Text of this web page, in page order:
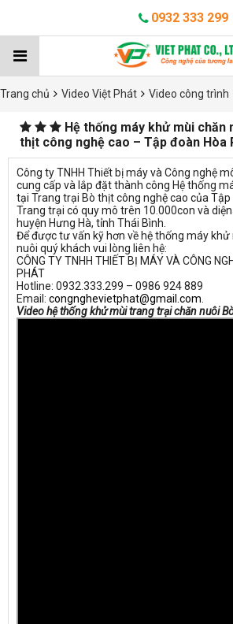
0932 333 299
Trang chủ Video Việt Phát Video công trình
Hệ thống máy khử mùi chăn
thịt công nghệ cao – Tập đoàn Hòa
Công ty TNHH Thiết bị máy và Công nghệ
cung cấp và lắp đặt thành công Hệ thống
tại Trang trại Bò thịt công nghệ cao của Tập
Trang trại có quy mô trên 10.000con và
huyện Hưng Hà, tỉnh Thái Bình.
Để được tư vấn kỹ hơn về hệ thống máy
nuôi quý khách vui lòng liên hệ:
CÔNG TY TNHH THIẾT BỊ MÁY VÀ CÔNG
PHÁT
Hotline: 0932.333.299 – 0986 924 889
Email: congnghevietphat@gmail.com
Video hệ thống khử mùi trang trại chăn nuôi